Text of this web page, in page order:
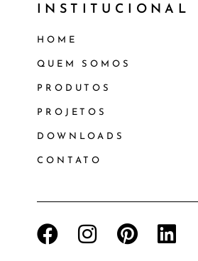
INSTITUCIONAL
HOME
QUEM SOMOS
PRODUTOS
PROJETOS
DOWNLOADS
CONTATO